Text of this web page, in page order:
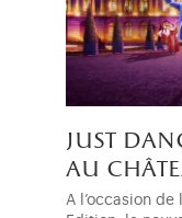
just
au
A l’occasion